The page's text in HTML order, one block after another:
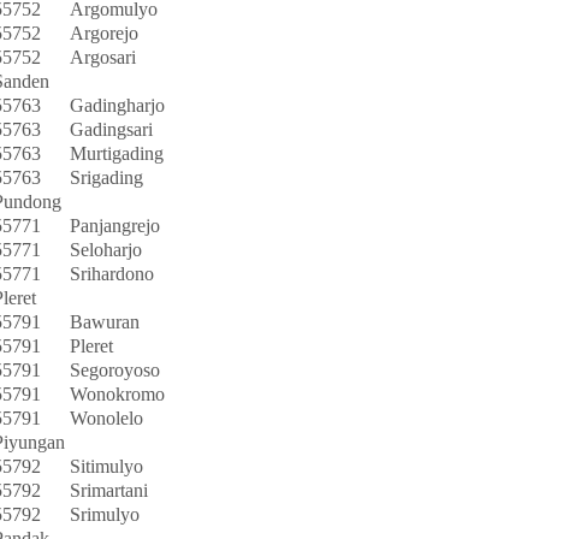
Argomulyo
Argorejo
Argosari
Gadingharjo
Gadingsari
Murtigading
Srigading
Panjangrejo
Seloharjo
Srihardono
Bawuran
Pleret
Segoroyoso
Wonokromo
Wonolelo
Sitimulyo
Srimartani
Srimulyo